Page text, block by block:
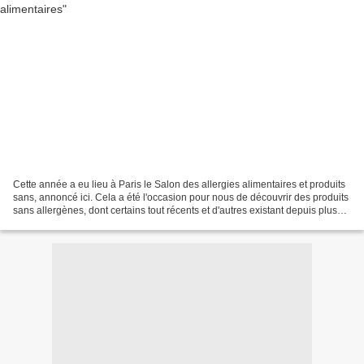
Cette année a eu lieu à Paris le Salon des allergies alimentaires et produits
sans, annoncé ici. Cela a été l'occasion pour nous de découvrir des produits
sans allergènes, dont certains tout récents et d'autres existant depuis plus